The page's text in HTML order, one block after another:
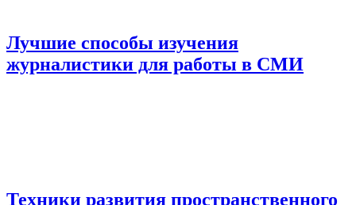
Лучшие способы изучения
журналистики для работы в СМИ
Техники развития пространственного